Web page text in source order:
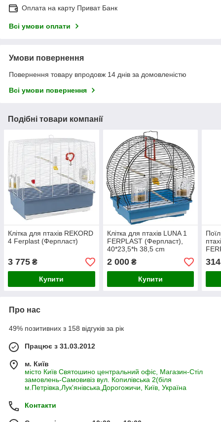
Оплата на карту Приват Банк
Всі умови оплати
Умови повернення
Повернення товару впродовж 14 днів за домовленістю
Всі умови повернення
Подібні товари компанії
Клітка для птахів REKORD
4 Ferplast (Ферпласт)
3 775 ₴
Купити
Клітка для птахів LUNA 1
FERPLAST (Ферпласт),
40*23,5*h 38,5 cm
2 000₴
Купити
314
Про нас
49% позитивних з 158 відгуків за рік
Працює з 31.03.2012
м. Київ
місто Київ Святошино центральний офіс, Магазин-Стіл
замовлень-Самовивіз вул. Копилівська 2(біля
м.Петрівка,Лук'янівська,Дорогожичи, Київ, Україна
Контакти